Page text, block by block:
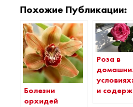
Похожие Публикации:
Болезни
орхидей
Роза в
и